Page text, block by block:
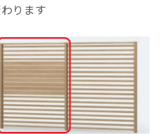
ります